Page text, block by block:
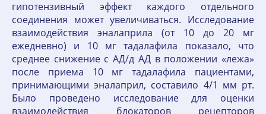
гипотензивный эффект каждого отдельного
соединения может увеличиваться. Исследование
взаимодействия эналаприла (от 10 до 20 мг
ежедневно) и 10 мг тадалафила показало, что
среднее снижение с АД/д АД в положении «лежа»
после приема 10 мг тадалафила пациентами,
принимающими эналаприл, составило 4/1 мм рт.
Было проведено исследование для оценки
взаимодействия блокаторов рецепторов